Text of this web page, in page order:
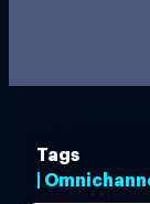
Tags
|